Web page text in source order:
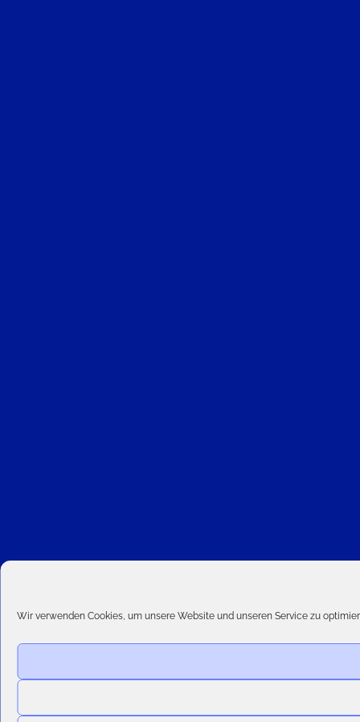
Wir verwenden Cookies, um unsere Website und unseren Service zu